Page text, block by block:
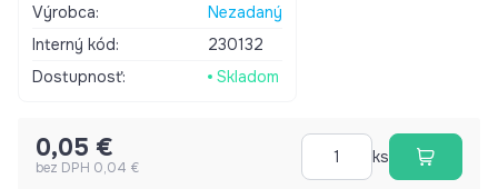
Výrobca:
Nezadaný
Interný kód:
230132
Dostupnosť:
Skladom
0,05 €
bez DPH 0,04 €
ks